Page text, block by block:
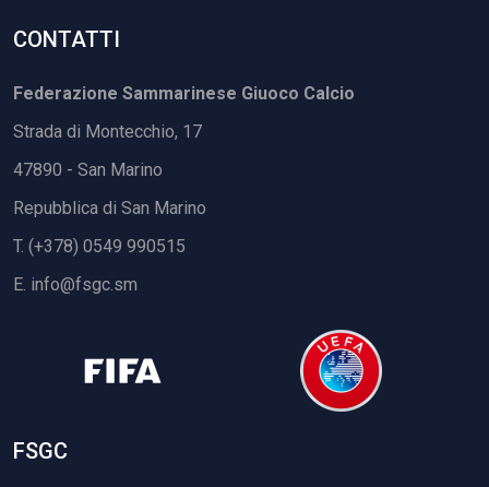
CONTATTI
Federazione Sammarinese Giuoco Calcio
Strada di Montecchio, 17
47890 - San Marino
Repubblica di San Marino
T. (+378) 0549 990515
E. info@fsgc.sm
FSGC